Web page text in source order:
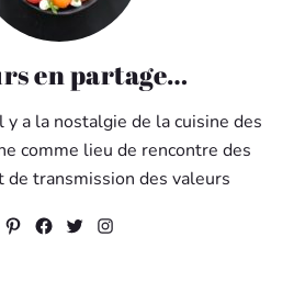
en partage…
a la nostalgie de la cuisine des
comme lieu de rencontre des
de transmission des valeurs
Pinterest
Facebook
Twitter
Instagram